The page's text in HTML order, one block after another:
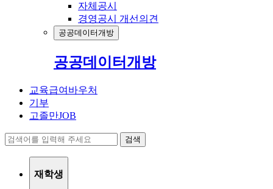
자체공시
경영공시 개선의견
공공데이터개방
공공데이터개방
교육급여바우처
기부
고졸만JOB
검색
재학생